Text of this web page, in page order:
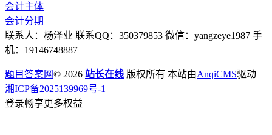
会计主体
会计分期
联系人：杨泽业 联系QQ：350379853 微信：yangzeye1987 手
机：19146748887
题目答案网© 2026 站长在线 版权所有 本站由AnqiCMS驱动
湘ICP备2025139969号-1
登录畅享更多权益